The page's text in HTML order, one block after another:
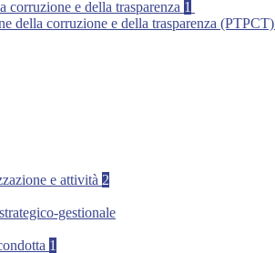
corruzione e della trasparenza 1
della corruzione e della trasparenza (PTPCT)
e attività 2
gestionale
1